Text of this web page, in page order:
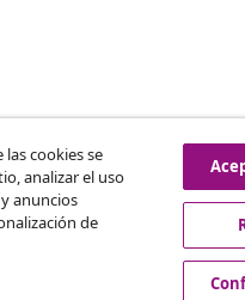
las cookies se
analizar el uso
anuncios
de